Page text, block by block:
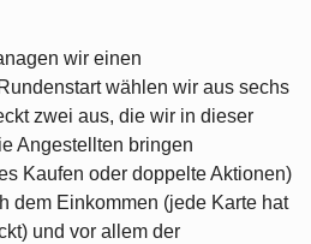
wir einen
wählen wir aus sechs
zwei aus, die wir in dieser
Angestellten bringen
Kaufen oder doppelte Aktionen)
dem Einkommen (jede Karte hat
und vor allem der